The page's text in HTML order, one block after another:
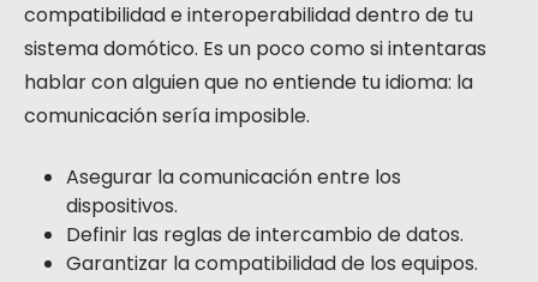
compatibilidad e interoperabilidad dentro de tu
sistema domótico. Es un poco como si intentaras
hablar con alguien que no entiende tu idioma: la
comunicación sería imposible.
Asegurar la comunicación entre los
dispositivos.
Definir las reglas de intercambio de datos.
Garantizar la compatibilidad de los equipos.